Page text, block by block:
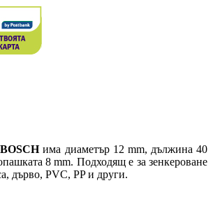
има диаметър 12 mm, дължина 40
8 mm. Подходящ е за зенкероване
дърво, PVC, PP и други.